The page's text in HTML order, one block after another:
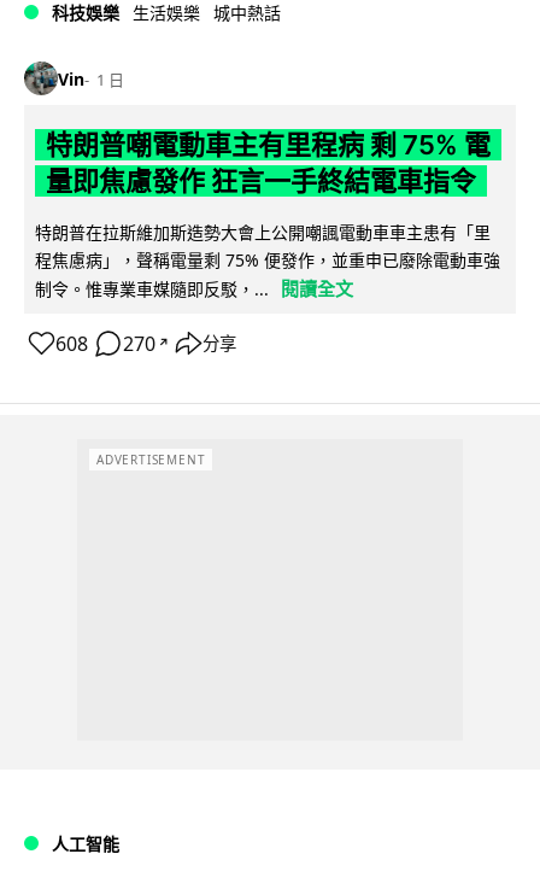
科技娛樂 生活娛樂 城中熱話
Vin 1 日
特朗普嘲電動車主有里程病 剩 75% 電
量即焦慮發作 狂言一手終結電車指令
特朗普在拉斯維加斯造勢大會上公開嘲諷電動車車主患有「里
程焦慮病」，聲稱電量剩 75% 便發作，並重申已廢除電動車強
制令。惟專業車媒隨即反駁，...
閱讀全文
608 270 ↗ 分享
ADVERTISEMENT
人工智能